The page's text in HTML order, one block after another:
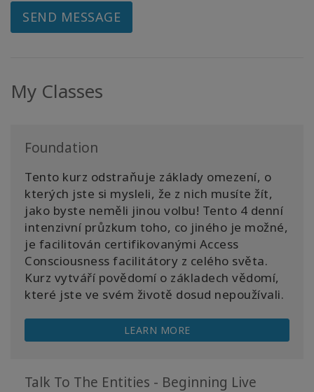
SEND MESSAGE
My Classes
Foundation
Tento kurz odstraňuje základy omezení, o
kterých jste si mysleli, že z nich musíte žít,
jako byste neměli jinou volbu! Tento 4 denní
intenzivní průzkum toho, co jiného je možné,
je facilitován certifikovanými Access
Consciousness facilitátory z celého světa.
Kurz vytváří povědomí o základech vědomí,
které jste ve svém životě dosud nepoužívali.
LEARN MORE
Talk To The Entities - Beginning Live